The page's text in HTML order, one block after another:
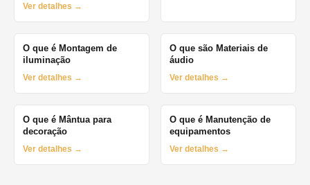
Ver detalhes →
O que é Montagem de
iluminação
Ver detalhes →
O que são Materiais de
áudio
Ver detalhes →
O que é Mântua para
decoração
Ver detalhes →
O que é Manutenção de
equipamentos
Ver detalhes →